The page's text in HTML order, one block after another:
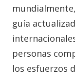
guía
personas
los esfuerzos